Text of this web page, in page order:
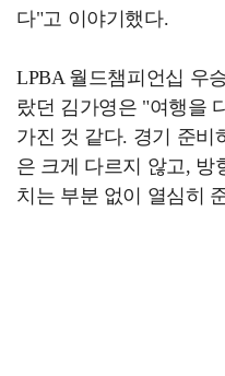
다"고 이야기했다.
LPBA 월드챔피언십 우
랐던 김가영은 "여행을
가진 것 같다. 경기 준비
은 크게 다르지 않고, 방
치는 부분 없이 열심히